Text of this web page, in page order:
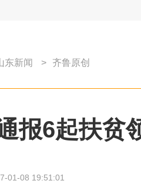
东新闻 > 齐鲁原创
报6起扶贫
01-08 19:51:01